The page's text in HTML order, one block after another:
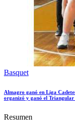
Basquet
Almagro ganó en Liga
organizó y ganó el Triangular
Resumen